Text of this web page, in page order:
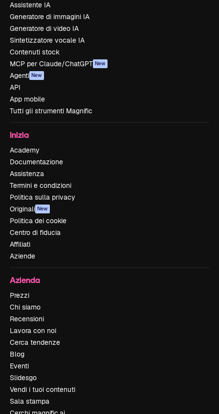
Assistente IA
Generatore di immagini IA
Generatore di video IA
Sintetizzatore vocale IA
Contenuti stock
MCP per Claude/ChatGPT New
Agenti New
API
App mobile
Tutti gli strumenti Magnific
Inizia
Academy
Documentazione
Assistenza
Termini e condizioni
Politica sulla privacy
Originali New
Politica dei cookie
Centro di fiducia
Affiliati
Aziende
Azienda
Prezzi
Chi siamo
Recensioni
Lavora con noi
Cerca tendenze
Blog
Eventi
Slidesgo
Vendi i tuoi contenuti
Sala stampa